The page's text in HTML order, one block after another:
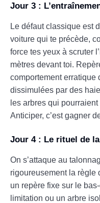
Jour 3 :
Le défaut classique est
voiture qui te précède,
force tes yeux à scruter
mètres devant toi.
comportement erratique
dissimulées par des
les arbres qui
Anticiper, c’est gagner
Jour 4 : Le rituel de
On s’attaque au
rigoureusement la règle
un repère fixe sur le
limitation ou un arbre